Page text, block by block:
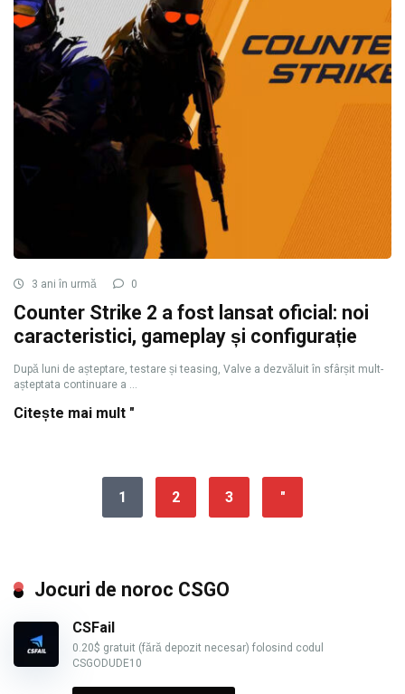
3 ani în urmă 0
Counter Strike 2 a fost lansat oficial: noi
caracteristici, gameplay și configurație
După luni de așteptare, testare și teasing, Valve a dezvăluit în sfârșit mult-
așteptata continuare a ...
Citește mai mult "
1 2 3 "
Jocuri de noroc CSGO
CSFail
0.20$ gratuit (fără depozit necesar) folosind codul
CSGODUDE10